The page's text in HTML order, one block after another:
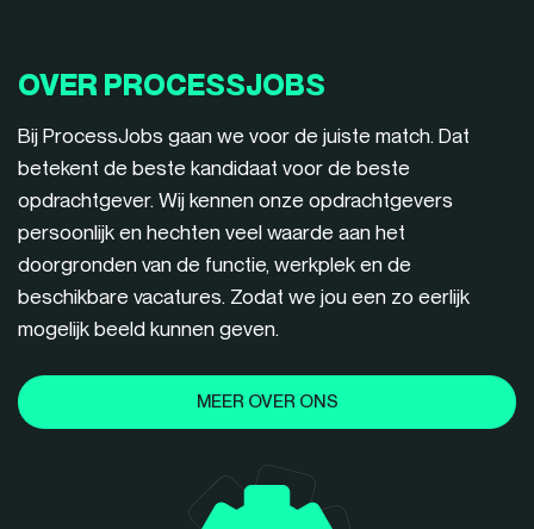
OVER PROCESSJOBS
Bij ProcessJobs gaan we voor de juiste match. Dat
betekent de beste kandidaat voor de beste
opdrachtgever. Wij kennen onze opdrachtgevers
persoonlijk en hechten veel waarde aan het
doorgronden van de functie, werkplek en de
beschikbare vacatures. Zodat we jou een zo eerlijk
mogelijk beeld kunnen geven.
MEER OVER ONS